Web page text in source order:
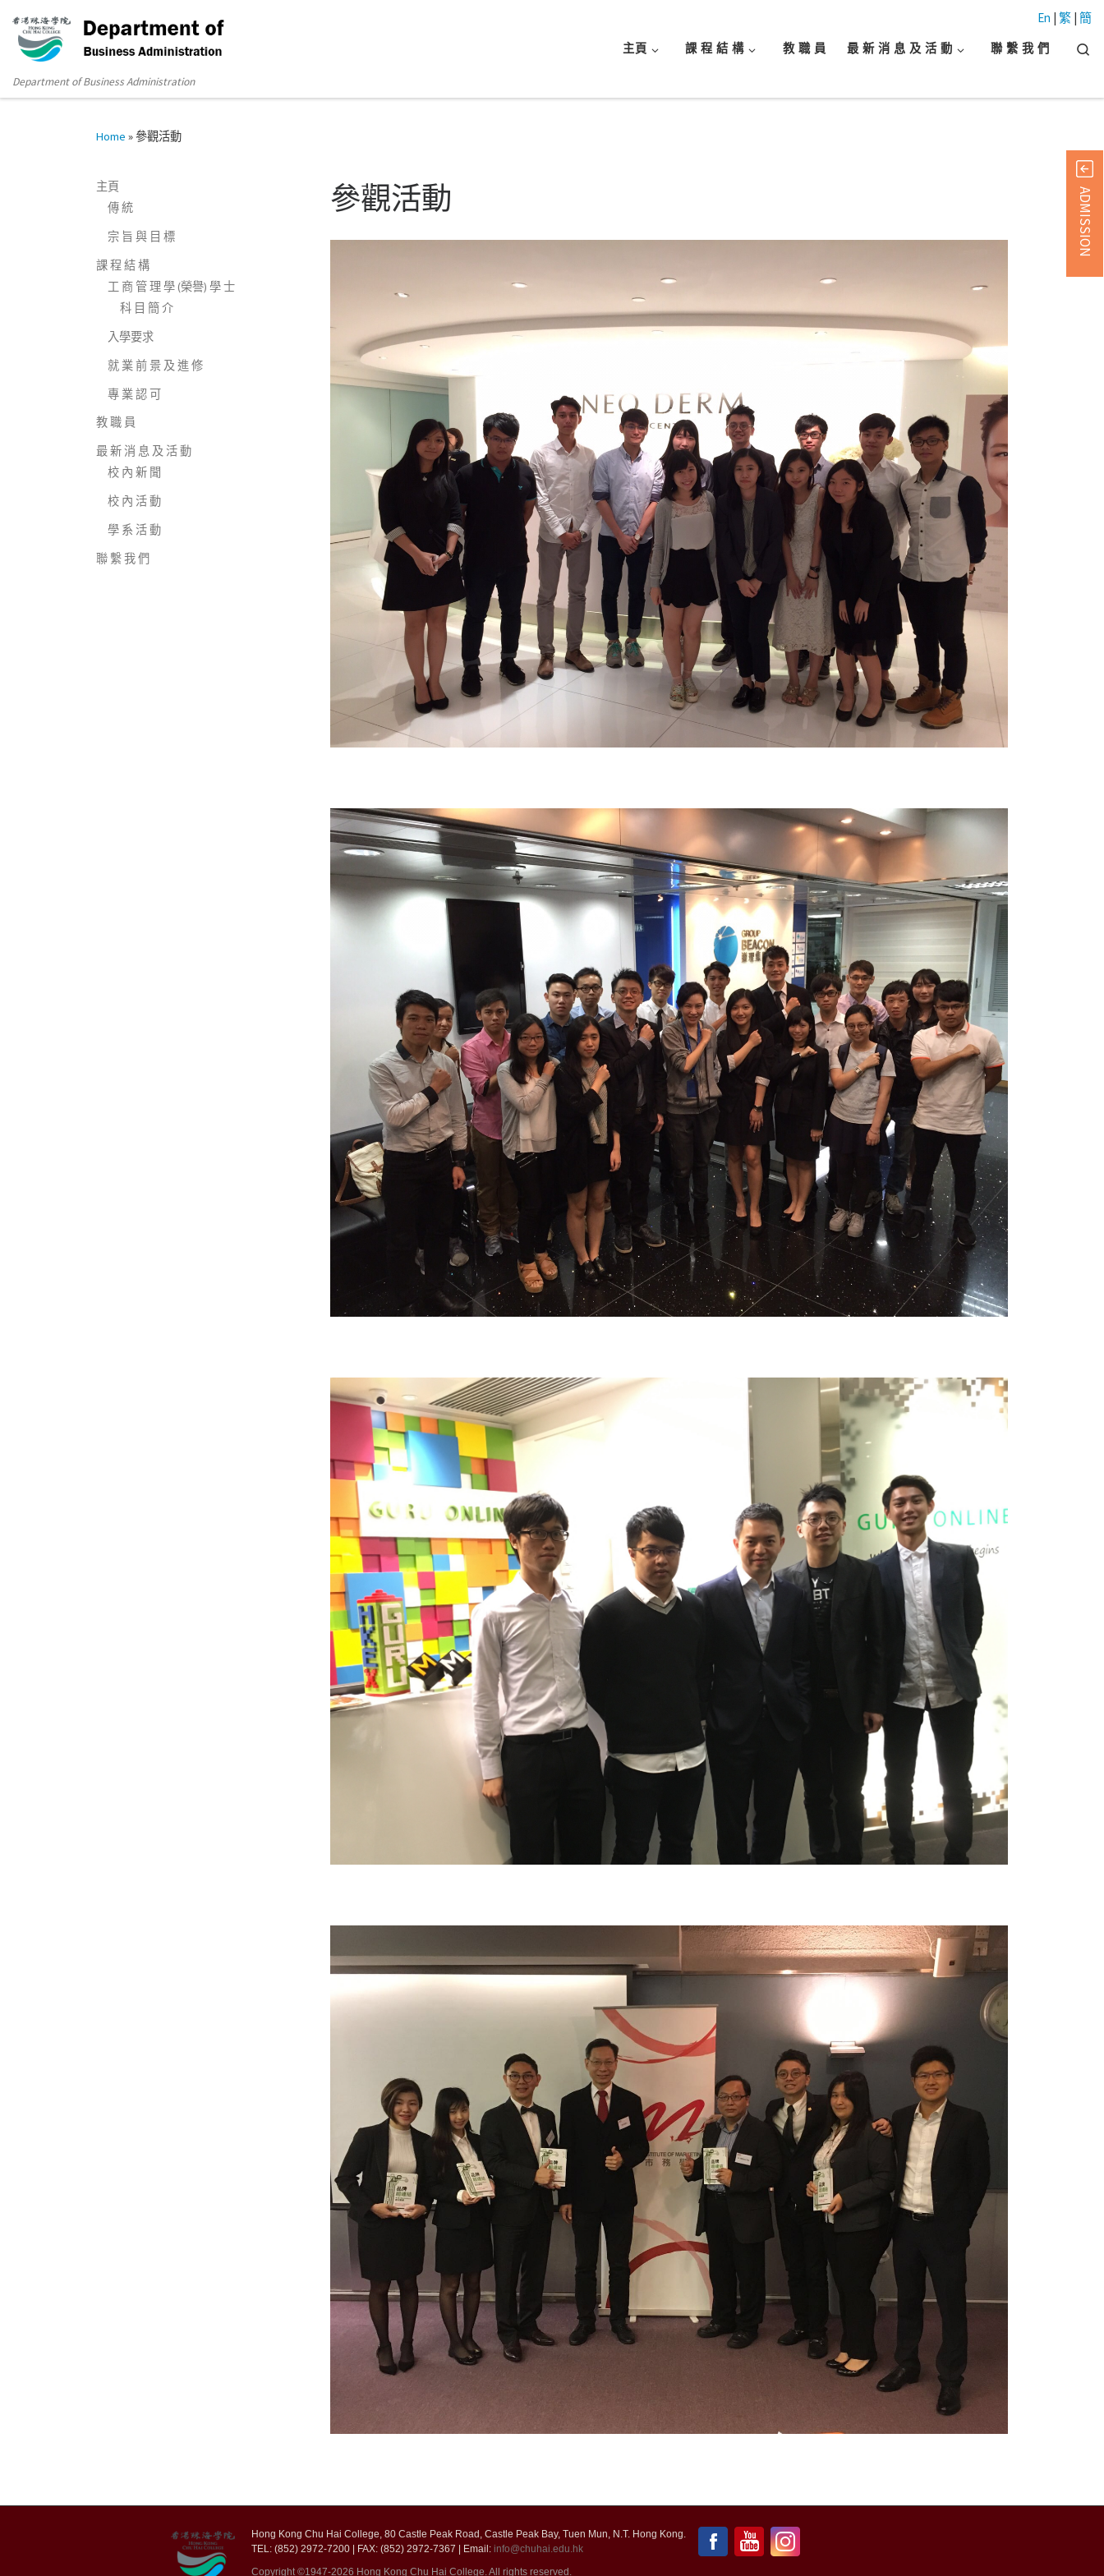
Department of Business Administration
主頁 課 程 結 構 教 職 員 最 新 消 息 及 活 動 聯 繫 我 們
En | 繁 | 簡
Home »參觀活動
參觀活動
主頁
傳 統
宗 旨 與 目 標
課 程 結 構
工 商 管 理 學 (榮譽) 學 士
科 目 簡 介
入學要求
就 業 前 景 及 進 修
專 業 認 可
教 職 員
最 新 消 息 及 活 動
校 內 新 聞
校 內 活 動
學 系 活 動
聯 繫 我 們
ADMISSION
Hong Kong Chu Hai College, 80 Castle Peak Road, Castle Peak Bay, Tuen Mun, N.T. Hong Kong.
TEL: (852) 2972-7200 | FAX: (852) 2972-7367 | Email: info@chuhai.edu.hk
Copyright ©1947-2026 Hong Kong Chu Hai College. All rights reserved.